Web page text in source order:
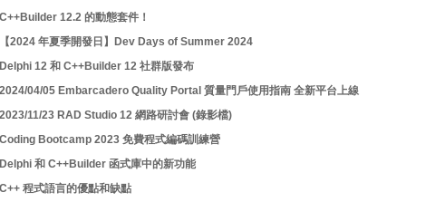
C++Builder 12.2 的動態套件！
【2024 年夏季開發日】Dev Days of Summer 2024
Delphi 12 和 C++Builder 12 社群版發布
2024/04/05 Embarcadero Quality Portal 質量門戶使用指南 全新平台上線
2023/11/23 RAD Studio 12 網路研討會 (錄影檔)
Coding Bootcamp 2023 免費程式編碼訓練營
Delphi 和 C++Builder 函式庫中的新功能
C++ 程式語言的優點和缺點